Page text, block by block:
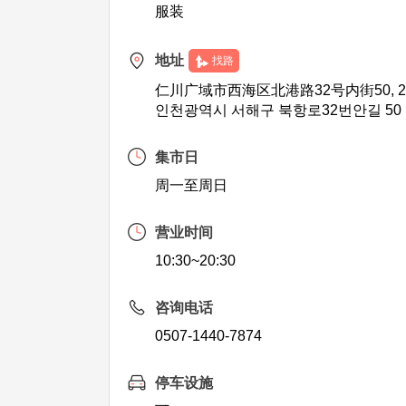
服装
地址 找路
仁川广域市西海区北港路32号内街50,
인천광역시 서해구 북항로32번안길 50
集市日
周一至周日
营业时间
10:30~20:30
咨询电话
0507-1440-7874
停车设施